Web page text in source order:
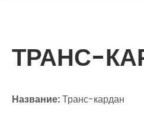
ТРАНС-
Название:Транс-кардан